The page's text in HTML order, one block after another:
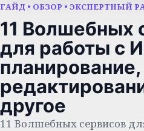
ГАЙД • ОБЗОР • ЭКСПЕРТНЫЙ
11 Волшебных
для работы с
другое
11 Волшебных сервисов